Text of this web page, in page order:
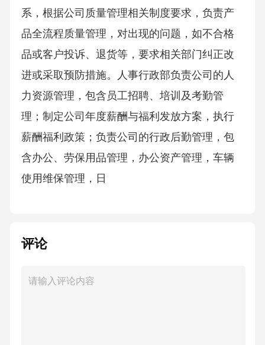
系，根据公司质量管理相关制度要求，负责产
品全流程质量管理，对出现的问题，如不合格
品或客户投诉、退货等，要求相关部门纠正改
进或采取预防措施。人事行政部负责公司的人
力资源管理，包含员工招聘、培训及考勤管
理；制定公司年度薪酬与福利发放方案，执行
薪酬福利政策；负责公司的行政后勤管理，包
含办公、劳保用品管理，办公资产管理，车辆
使用维保管理，日
评论